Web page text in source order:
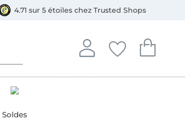
4.71 sur 5 étoiles chez Trusted Shops
Se connecter
Se connecter à votre
Mes favoris
Vous avez
Mon
Vous avez
Soldes